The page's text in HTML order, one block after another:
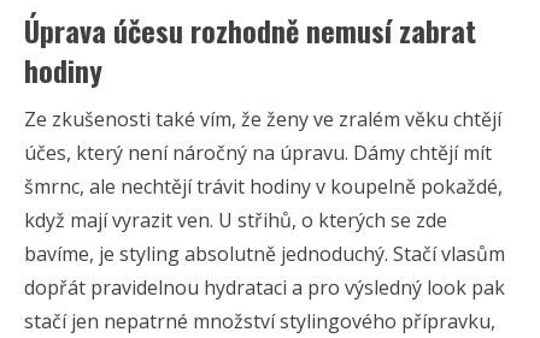
Úprava účesu rozhodně nemusí zabrat
hodiny
Ze zkušenosti také vím, že ženy ve zralém věku chtějí
účes, který není náročný na úpravu. Dámy chtějí mít
šmrnc, ale nechtějí trávit hodiny v koupelně pokaždé,
když mají vyrazit ven. U střihů, o kterých se zde
bavíme, je styling absolutně jednoduchý. Stačí vlasům
dopřát pravidelnou hydrataci a pro výsledný look pak
stačí jen nepatrné množství stylingového přípravku,